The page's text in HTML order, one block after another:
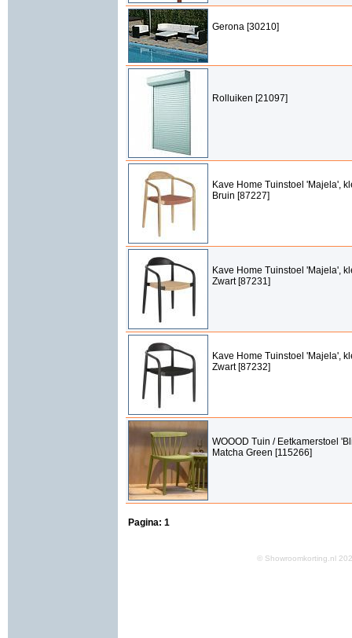
Gerona [30210]
Rolluiken [21097]
Kave Home Tuinstoel 'Majela',
Bruin [87227]
Kave Home Tuinstoel 'Majela',
Zwart [87231]
Kave Home Tuinstoel 'Majela',
Zwart [87232]
WOOOD Tuin / Eetkamerstoel
Matcha Green [115266]
Pagina: 1
© Showroomkorting.nl